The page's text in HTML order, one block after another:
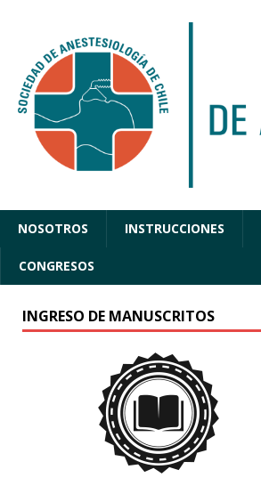
NOSOTROS INSTRUCCIONES
CONGRESOS
INGRESO DE MANUSCRITOS